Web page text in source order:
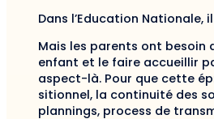
Dans l’Education Nationale,
Mais les parents ont besoin
enfant et le faire accueillir
aspect-là. Pour que cette
sitionnel, la continuité des
plannings, process de